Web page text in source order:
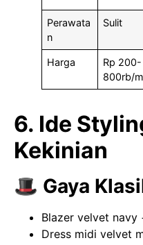
Perawata
n
Sulit
Harga
Rp 200-
800rb/m
6. Ide
Kekinian
🎩 Gaya
Blazer velvet navy
Dress midi velvet